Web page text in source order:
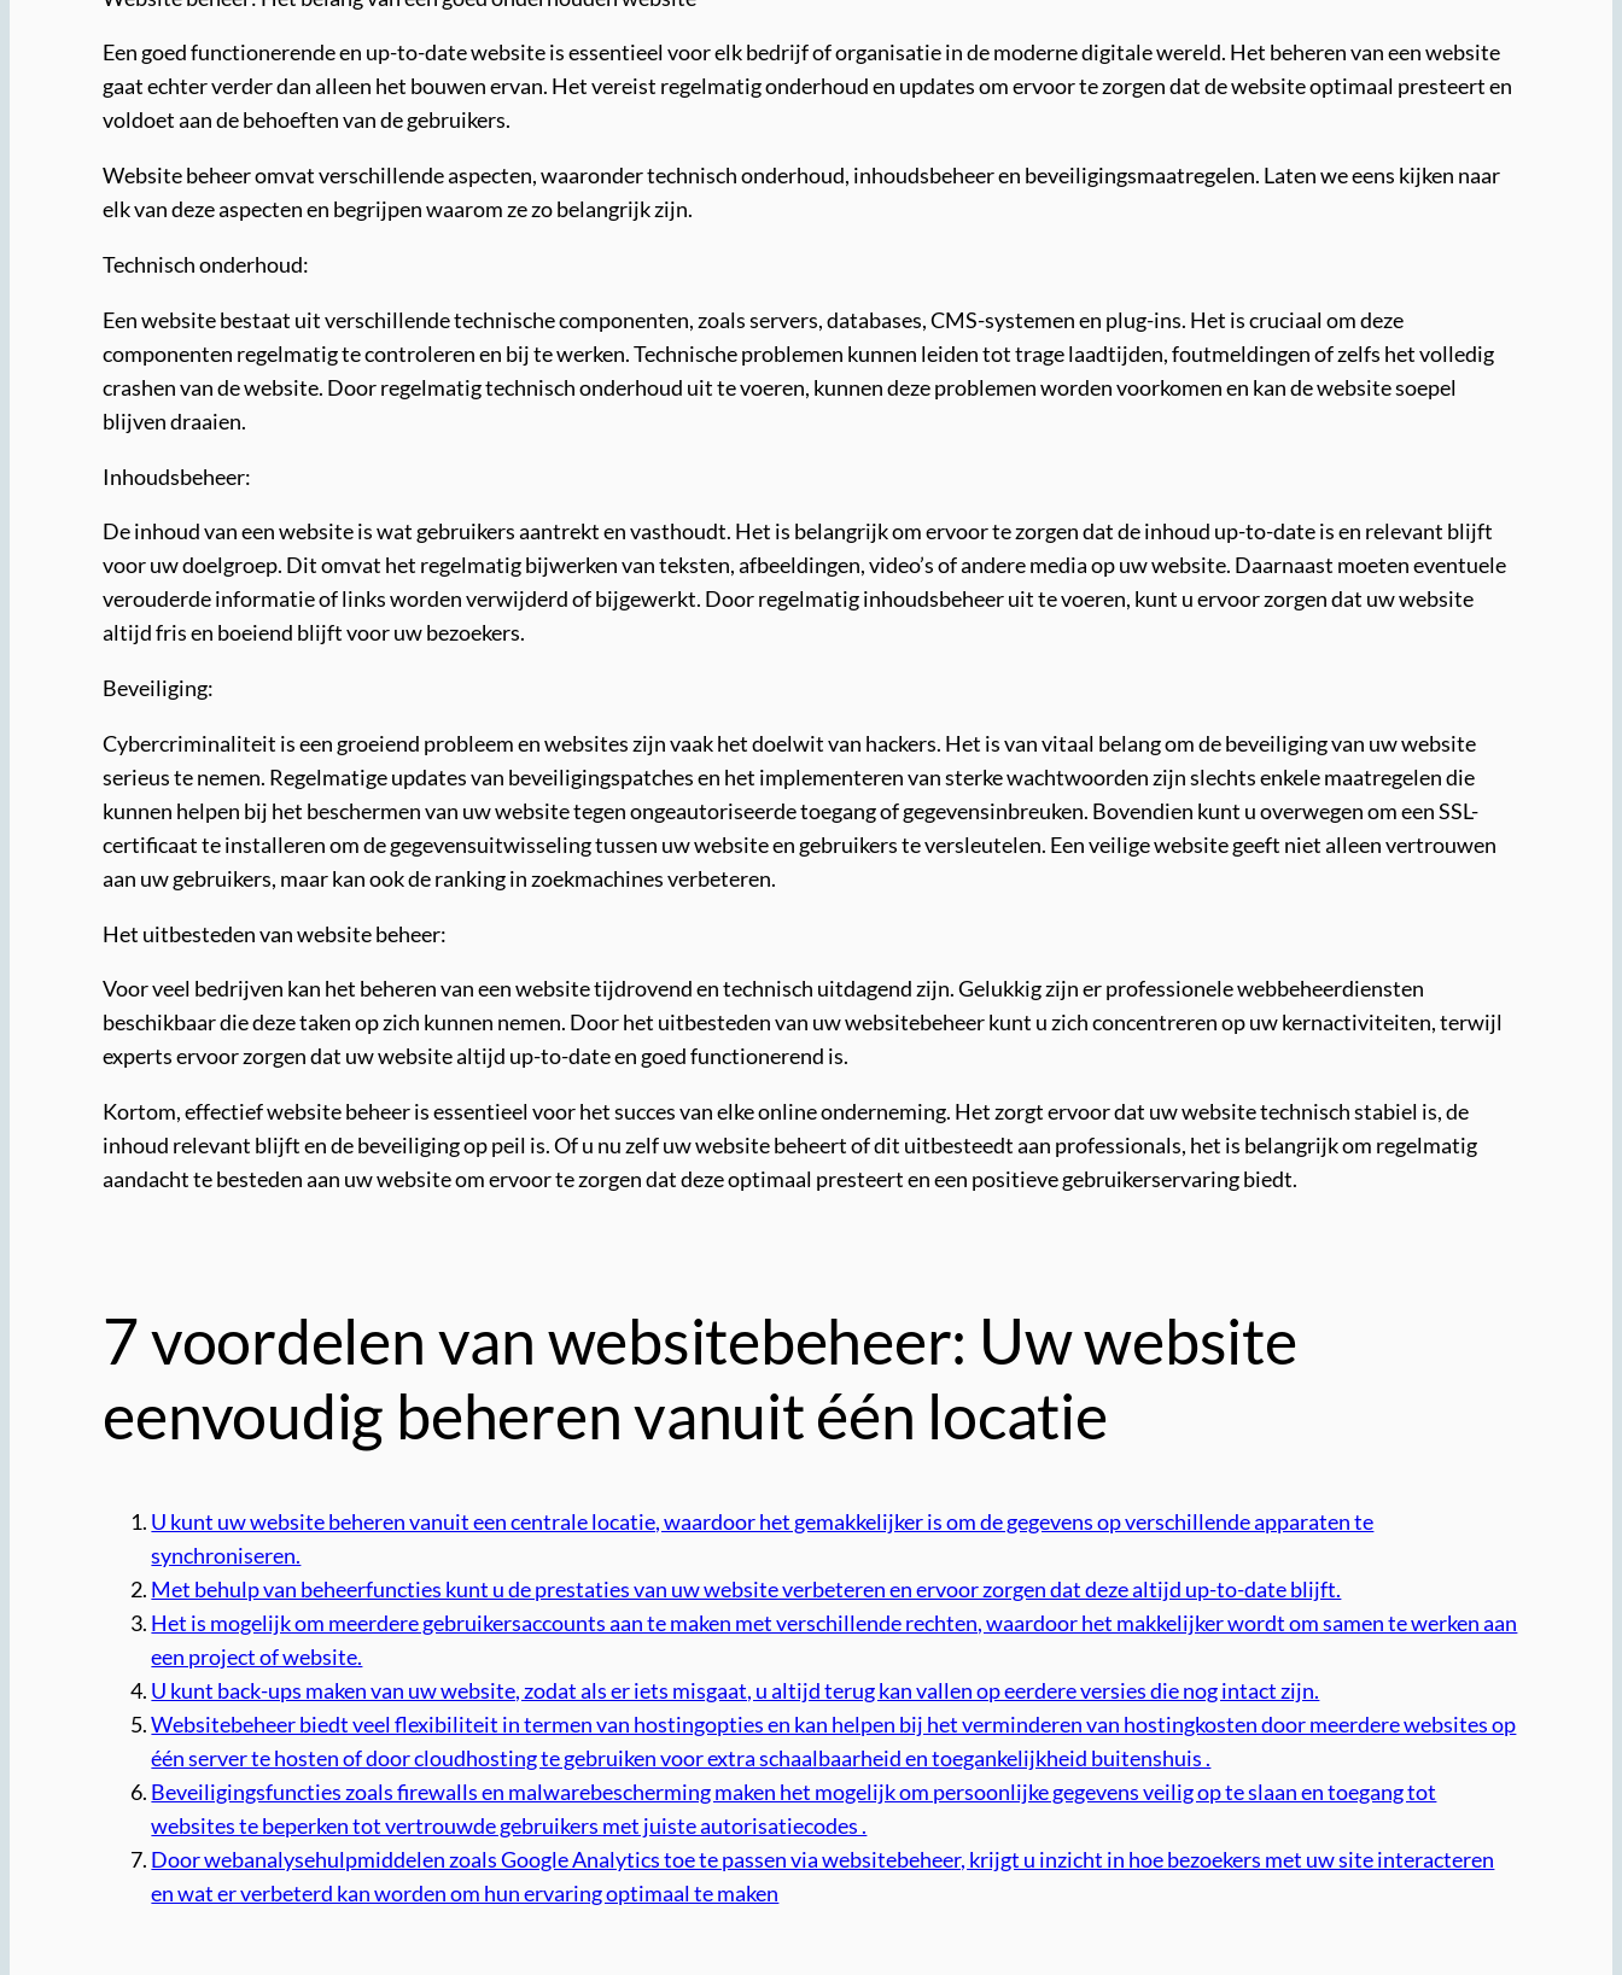
Een goed functionerende en up-to-date website is essentieel voor elk bedrijf of organisatie in de moderne digitale wereld. Het beheren van een website
gaat echter verder dan alleen het bouwen ervan. Het vereist regelmatig onderhoud en updates om ervoor te zorgen dat de website optimaal presteert en
voldoet aan de behoeften van de gebruikers.
Website beheer omvat verschillende aspecten, waaronder technisch onderhoud, inhoudsbeheer en beveiligingsmaatregelen. Laten we eens kijken naar
elk van deze aspecten en begrijpen waarom ze zo belangrijk zijn.
Technisch onderhoud:
Een website bestaat uit verschillende technische componenten, zoals servers, databases, CMS-systemen en plug-ins. Het is cruciaal om deze
componenten regelmatig te controleren en bij te werken. Technische problemen kunnen leiden tot trage laadtijden, foutmeldingen of zelfs het volledig
crashen van de website. Door regelmatig technisch onderhoud uit te voeren, kunnen deze problemen worden voorkomen en kan de website soepel
blijven draaien.
Inhoudsbeheer:
De inhoud van een website is wat gebruikers aantrekt en vasthoudt. Het is belangrijk om ervoor te zorgen dat de inhoud up-to-date is en relevant blijft
voor uw doelgroep. Dit omvat het regelmatig bijwerken van teksten, afbeeldingen, video’s of andere media op uw website. Daarnaast moeten eventuele
verouderde informatie of links worden verwijderd of bijgewerkt. Door regelmatig inhoudsbeheer uit te voeren, kunt u ervoor zorgen dat uw website
altijd fris en boeiend blijft voor uw bezoekers.
Beveiliging:
Cybercriminaliteit is een groeiend probleem en websites zijn vaak het doelwit van hackers. Het is van vitaal belang om de beveiliging van uw website
serieus te nemen. Regelmatige updates van beveiligingspatches en het implementeren van sterke wachtwoorden zijn slechts enkele maatregelen die
kunnen helpen bij het beschermen van uw website tegen ongeautoriseerde toegang of gegevensinbreuken. Bovendien kunt u overwegen om een SSL-
certificaat te installeren om de gegevensuitwisseling tussen uw website en gebruikers te versleutelen. Een veilige website geeft niet alleen vertrouwen
aan uw gebruikers, maar kan ook de ranking in zoekmachines verbeteren.
Het uitbesteden van website beheer:
Voor veel bedrijven kan het beheren van een website tijdrovend en technisch uitdagend zijn. Gelukkig zijn er professionele webbeheerdiensten
beschikbaar die deze taken op zich kunnen nemen. Door het uitbesteden van uw websitebeheer kunt u zich concentreren op uw kernactiviteiten, terwijl
experts ervoor zorgen dat uw website altijd up-to-date en goed functionerend is.
Kortom, effectief website beheer is essentieel voor het succes van elke online onderneming. Het zorgt ervoor dat uw website technisch stabiel is, de
inhoud relevant blijft en de beveiliging op peil is. Of u nu zelf uw website beheert of dit uitbesteedt aan professionals, het is belangrijk om regelmatig
aandacht te besteden aan uw website om ervoor te zorgen dat deze optimaal presteert en een positieve gebruikerservaring biedt.
7 voordelen van websitebeheer: Uw website
eenvoudig beheren vanuit één locatie
U kunt uw website beheren vanuit een centrale locatie, waardoor het gemakkelijker is om de gegevens op verschillende apparaten te
synchroniseren.
Met behulp van beheerfuncties kunt u de prestaties van uw website verbeteren en ervoor zorgen dat deze altijd up-to-date blijft.
Het is mogelijk om meerdere gebruikersaccounts aan te maken met verschillende rechten, waardoor het makkelijker wordt om samen te werken aan
een project of website.
U kunt back-ups maken van uw website, zodat als er iets misgaat, u altijd terug kan vallen op eerdere versies die nog intact zijn.
Websitebeheer biedt veel flexibiliteit in termen van hostingopties en kan helpen bij het verminderen van hostingkosten door meerdere websites op
één server te hosten of door cloudhosting te gebruiken voor extra schaalbaarheid en toegankelijkheid buitenshuis .
Beveiligingsfuncties zoals firewalls en malwarebescherming maken het mogelijk om persoonlijke gegevens veilig op te slaan en toegang tot
websites te beperken tot vertrouwde gebruikers met juiste autorisatiecodes .
Door webanalysehulpmiddelen zoals Google Analytics toe te passen via websitebeheer, krijgt u inzicht in hoe bezoekers met uw site interacteren
en wat er verbeterd kan worden om hun ervaring optimaal te maken